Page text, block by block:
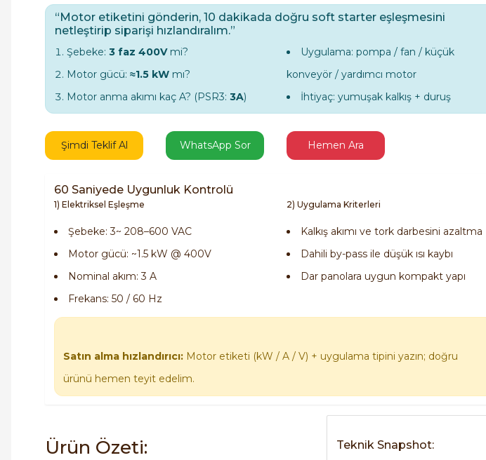
“Motor etiketini gönderin, 10 dakikada doğru soft starter eşleşmesini
netleştirip siparişi hızlandıralım.”
Şebeke: 3 faz 400Vmi?
Motor gücü: ≈1.5 kWmı?
Motor anma akımı kaç A? (PSR3: 3A)
Uygulama: pompa / fan / küçük
konveyör / yardımcı motor
İhtiyaç: yumuşak kalkış + duruş
Şimdi Teklif Al WhatsApp Sor Hemen Ara
60 Saniyede Uygunluk Kontrolü
1) Elektriksel Eşleşme
Şebeke: 3~ 208–600 VAC
Motor gücü: ~1.5 kW @ 400V
Nominal akım: 3 A
Frekans: 50 / 60 Hz
2) Uygulama Kriterleri
Kalkış akımı ve tork darbesini azaltma
Dahili by-pass ile düşük ısı kaybı
Dar panolara uygun kompakt yapı
Satın alma hızlandırıcı: Motor etiketi (kW / A / V) + uygulama tipini yazın; doğru
ürünü hemen teyit edelim.
Ürün Özeti: Teknik Snapshot: